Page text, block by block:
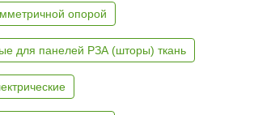
опорой
для панелей РЗА (шторы) ткань